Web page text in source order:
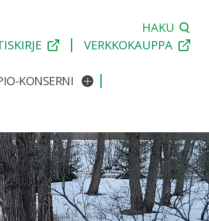
HAKU
VERKKOKAUPPA
alavalikko
KONSERNI Avaa/sulje alavalikko